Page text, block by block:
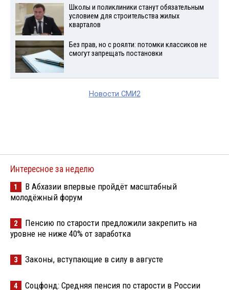
Школы и поликлиники станут обязательным
условием для строительства жилых
кварталов
Без прав, но с роялти: потомки классиков не
смогут запрещать постановки
Новости СМИ2
Интересное за неделю
1
В Абхазии впервые пройдёт масштабный
молодёжный форум
2
Пенсию по старости предложили закрепить на
уровне не ниже 40% от заработка
3 Законы, вступающие в силу в августе
4
Соцфонд: Средняя пенсия по старости в России